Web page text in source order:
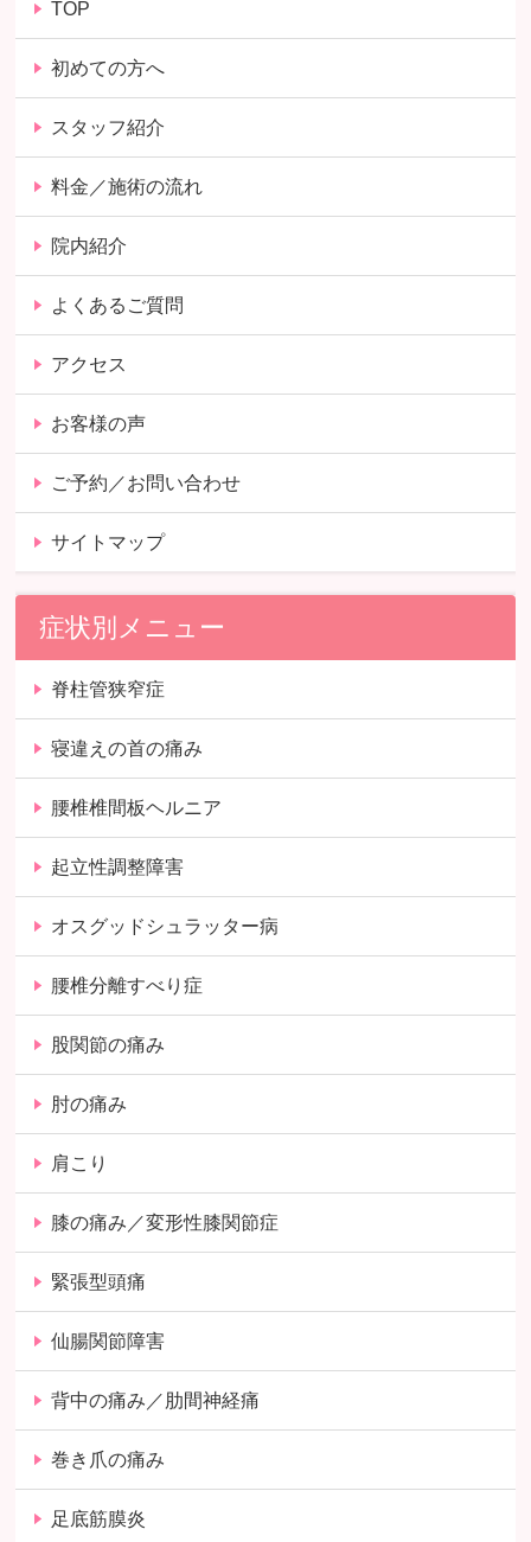
TOP
初めての方へ
スタッフ紹介
料金／施術の流れ
院内紹介
よくあるご質問
アクセス
お客様の声
ご予約／お問い合わせ
サイトマップ
症状別メニュー
脊柱管狭窄症
寝違えの首の痛み
腰椎椎間板ヘルニア
起立性調整障害
オスグッドシュラッター病
腰椎分離すべり症
股関節の痛み
肘の痛み
肩こり
膝の痛み／変形性膝関節症
緊張型頭痛
仙腸関節障害
背中の痛み／肋間神経痛
巻き爪の痛み
足底筋膜炎